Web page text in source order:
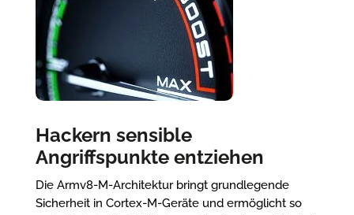
Hackern sensible
Angriffspunkte entziehen
Die Armv8-M-Architektur bringt grundlegende
Sicherheit in Cortex-M-Geräte und ermöglicht so